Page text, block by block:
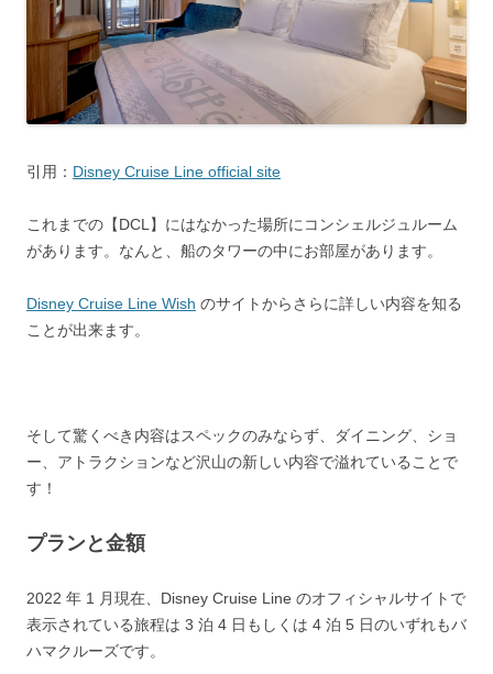
引用： Disney Cruise Line official site
これまでの【DCL】にはなかった場所にコンシェルジュルーム
があります。なんと、船のタワーの中にお部屋があります。
Disney Cruise Line Wish のサイトからさらに詳しい内容を知る
ことが出来ます。
そして驚くべき内容はスペックのみならず、ダイニング、ショ
ー、アトラクションなど沢山の新しい内容で溢れていることで
す！
プランと金額
2022 年 1 月現在、Disney Cruise Line のオフィシャルサイトで
表示されている旅程は 3 泊 4 日もしくは 4 泊 5 日のいずれもバ
ハマクルーズです。